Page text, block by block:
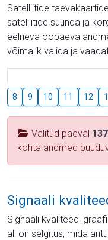
Satelliitide
satelliitide suunda ja
eelneva ööpäeva
võimalik valida ja
8 9 10 11 12
Valitud päeval 137
kohta andmed
Signaali
Signaali kvaliteedi
all on selgitus, mida